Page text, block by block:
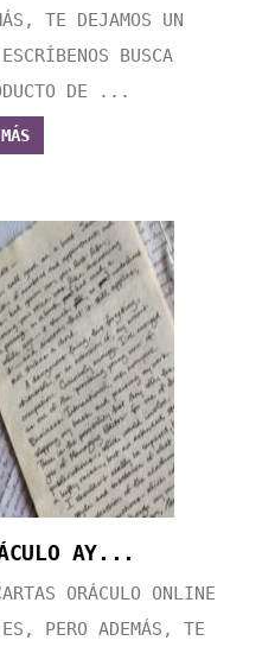
TE DEJAMOS UN
BUSCA
DE ...
AY...
ORÁCULO ONLINE
PERO ADEMÁS, TE